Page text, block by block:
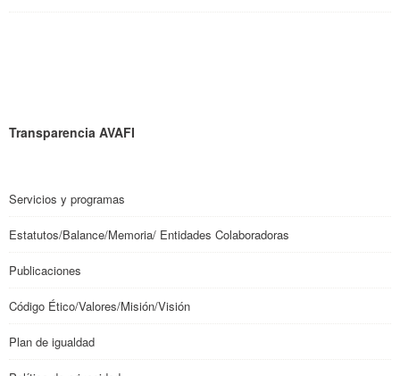
Transparencia AVAFI
Servicios y programas
Estatutos/Balance/Memoria/ Entidades Colaboradoras
Publicaciones
Código Ético/Valores/Misión/Visión
Plan de igualdad